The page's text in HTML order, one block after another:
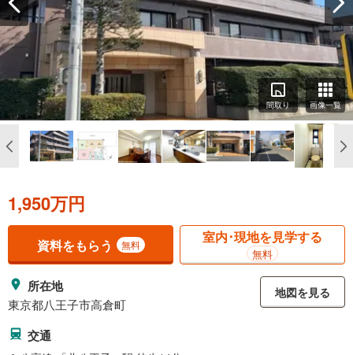
間取り 画像一覧
1,950万円
資料をもらう 無料 室内･現地を見学する
無料
所在地
東京都八王子市高倉町
地図を見る
交通